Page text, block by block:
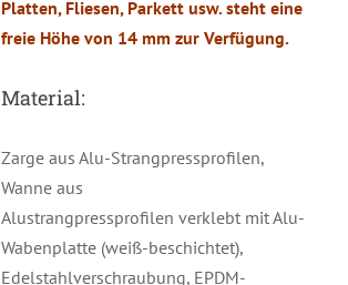
Platten, Fliesen, Parkett usw. steht eine
freie Höhe von 14 mm zur Verfügung.
Material:
Zarge aus Alu-Strangpressprofilen,
Wanne aus
Alustrangpressprofilen verklebt mit Alu-
Wabenplatte (weiß-beschichtet),
Edelstahlverschraubung, EPDM-